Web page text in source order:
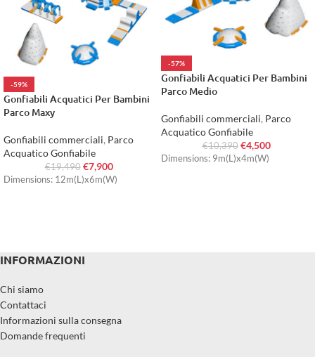
-59%
Gonfiabili Acquatici Per Bambini
Parco Maxy
Gonfiabili commerciali, Parco
Acquatico Gonfiabile
€19,490 €7,900
Dimensions: 12m(L)x6m(W)
-57%
Gonfiabili Acquatici Per Bambini
Parco Medio
Gonfiabili commerciali, Parco
Acquatico Gonfiabile
€10,390 €4,500
Dimensions: 9m(L)x4m(W)
INFORMAZIONI
Chi siamo
Contattaci
Informazioni sulla consegna
Domande frequenti